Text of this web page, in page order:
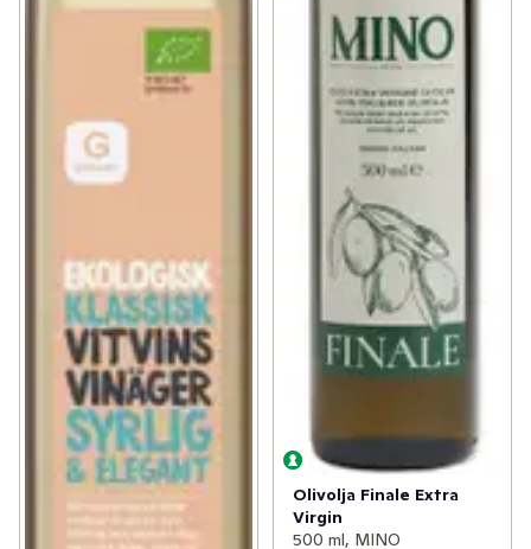
Olivolja Finale Extra
Virgin
500 ml, MINO